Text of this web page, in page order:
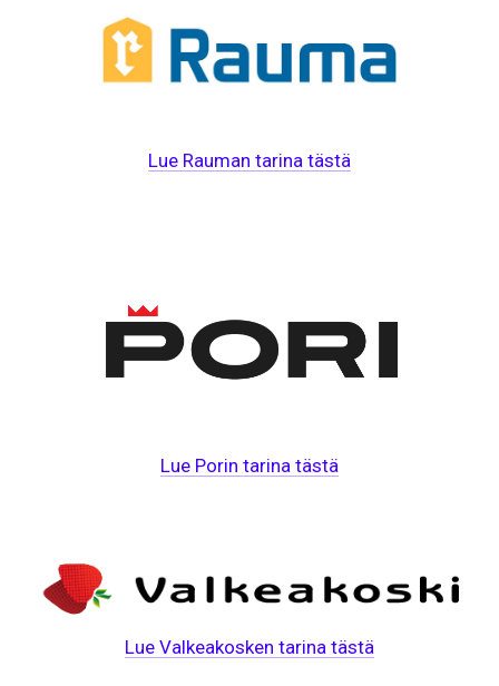
Lue Rauman tarina tästä
Lue Porin tarina tästä
Lue Valkeakosken tarina tästä